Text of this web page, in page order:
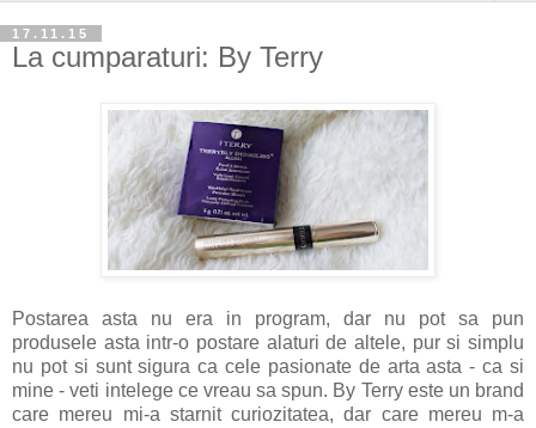
17.11.15
La cumparaturi: By Terry
Postarea asta nu era in program, dar nu pot sa pun
produsele asta intr-o postare alaturi de altele, pur si simplu
nu pot si sunt sigura ca cele pasionate de arta asta - ca si
mine - veti intelege ce vreau sa spun. By Terry este un brand
care mereu mi-a starnit curiozitatea, dar care mereu m-a